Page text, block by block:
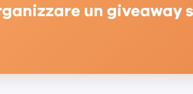
un giveaway